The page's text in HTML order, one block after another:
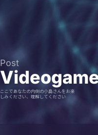
Post
ここであなたの内側の小島さんをお楽
しみください、理解してください